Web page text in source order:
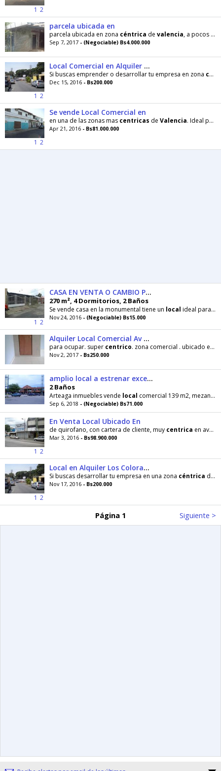
1 2
parcela ubicada en
parcela ubicada en zona céntrica de valencia, a pocos metros de
Sep 7, 2017 - (Negociable) Bs4.000.000
1 2
Local Comercial en Alquiler Los Colorados Cod1618014
Si buscas emprender o desarrollar tu empresa en zona céntrica
Dec 15, 2016 - Bs200.000
1 2
Se vende Local Comercial en
en una de las zonas mas centricas de Valencia. Ideal para comercio grande. Cuenta en la parte alta con 5 oficinas, 3
Apr 21, 2016 - Bs81.000.000
1 2
CASA EN VENTA O CAMBIO POR APARTAMENTO
270 m², 4 Dormitorios, 2 Baños
Se vende casa en la monumental tiene un local ideal para bodega, agua luz cantv internet, gas
Nov 24, 2016 - (Negociable) Bs15.000
Alquiler Local Comercial Av Branger
para ocupar. super centrico. zona comercial . ubicado en la avenida branger. sector los taladros
Nov 2, 2017 - Bs250.000
amplio local a estrenar excelente ubicacion flor amarillo
2 Baños
Arteaga inmuebles vende local comercial 139 m2, mezanina, 2 baños, vestier, santa maria, cerca
Sep 6, 2018 - (Negociable) Bs71.000
1 2
En Venta Local Ubicado En
de quirofano, con cartera de cliente, muy centrica en avenida principal muy concurrida.Esta Empresa de servicio
Mar 3, 2016 - Bs98.900.000
1 2
Local en Alquiler Los Colorados Cod1618014
Si buscas desarrollar tu empresa en una zona céntrica de la ciudad, éste es el
Nov 17, 2016 - Bs200.000
Página 1 Siguiente >